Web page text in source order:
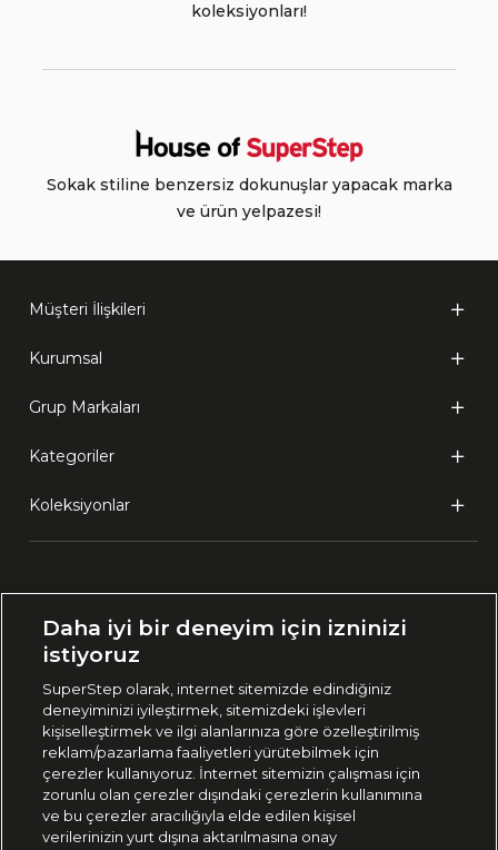
koleksiyonları!
Sokak stiline benzersiz dokunuşlar yapacak marka
ve ürün yelpazesi!
Müşteri İlişkileri
Kurumsal
Grup Markaları
Kategoriler
Koleksiyonlar
🇹🇷 Türkiye
444 37 36
Uygulamadan Takip Edin
Daha iyi bir deneyim için izninizi
istiyoruz
SuperStep olarak, internet sitemizde edindiğiniz
deneyiminizi iyileştirmek, sitemizdeki işlevleri
kişiselleştirmek ve ilgi alanlarınıza göre özelleştirilmiş
reklam/pazarlama faaliyetleri yürütebilmek için
çerezler kullanıyoruz. İnternet sitemizin çalışması için
zorunlu olan çerezler dışındaki çerezlerin kullanımına
ve bu çerezler aracılığıyla elde edilen kişisel
verilerinizin yurt dışına aktarılmasına onay